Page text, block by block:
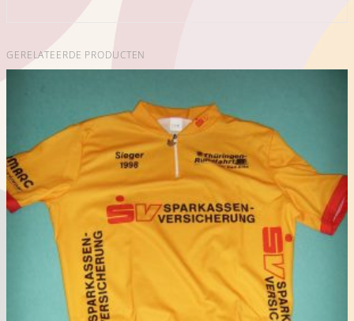
GERELATEERDE PRODUCTEN